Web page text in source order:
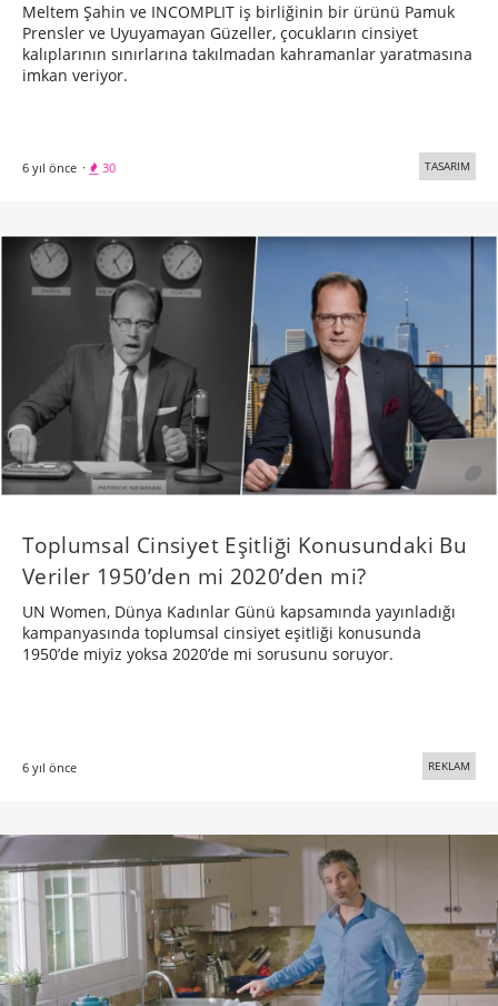
Meltem Şahin ve INCOMPLIT iş birliğinin bir ürünü Pamuk
Prensler ve Uyuyamayan Güzeller, çocukların cinsiyet
kalıplarının sınırlarına takılmadan kahramanlar yaratmasına
imkan veriyor.
6 yıl önce · 30 TASARIM
Toplumsal Cinsiyet Eşitliği Konusundaki Bu
Veriler 1950’den mi 2020’den mi?
UN Women, Dünya Kadınlar Günü kapsamında yayınladığı
kampanyasında toplumsal cinsiyet eşitliği konusunda
1950’de miyiz yoksa 2020’de mi sorusunu soruyor.
6 yıl önce REKLAM